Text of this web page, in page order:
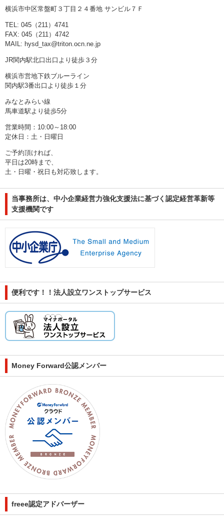
横浜市中区常盤町３丁目２４番地 サンビル７Ｆ
TEL: 045（211）4741
FAX: 045（211）4742
MAIL: hysd_tax@triton.ocn.ne.jp
JR関内駅北口出口より徒歩３分
横浜市営地下鉄ブルーライン
関内駅3番出口より徒歩１分
みなとみらい線
馬車道駅より徒歩5分
営業時間：10:00～18:00
定休日：土・日曜日
ご予約頂ければ、
平日は20時まで、
土・日曜・祝日も対応致します。
当事務所は、中小企業経営力強化支援法に基づく認定経営革新等
支援機関です
便利です！！法人設立ワンストップサービス
Money Forward公認メンバー
freee認定アドバーザー